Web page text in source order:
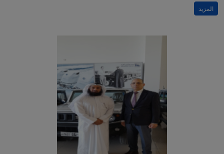
المزيد